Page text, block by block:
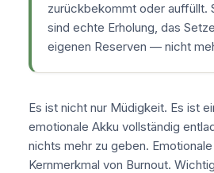
zurückbekommt oder auffüllt.
sind echte Erholung, das
eigenen Reserven — nicht
Es ist nicht nur Müdigkeit. Es ist
emotionale Akku vollständig
nichts mehr zu geben.
Kernmerkmal von Burnout.